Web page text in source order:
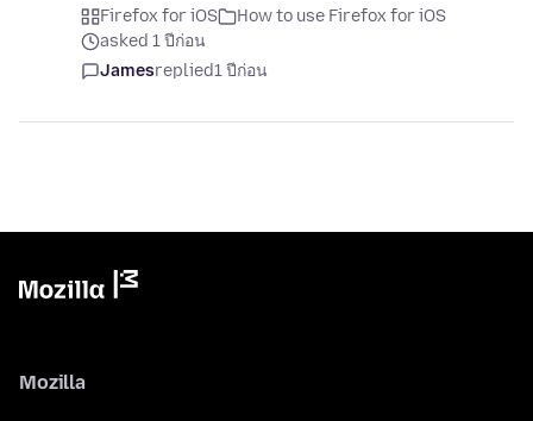
Firefox for iOS
How to use Firefox for iOS
asked 1 ปีก่อน
Jamesreplied1 ปีก่อน
Mozilla